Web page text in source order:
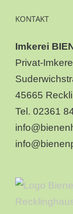
KONTAKT
Imkerei
Privat-
45665
Tel. 02361